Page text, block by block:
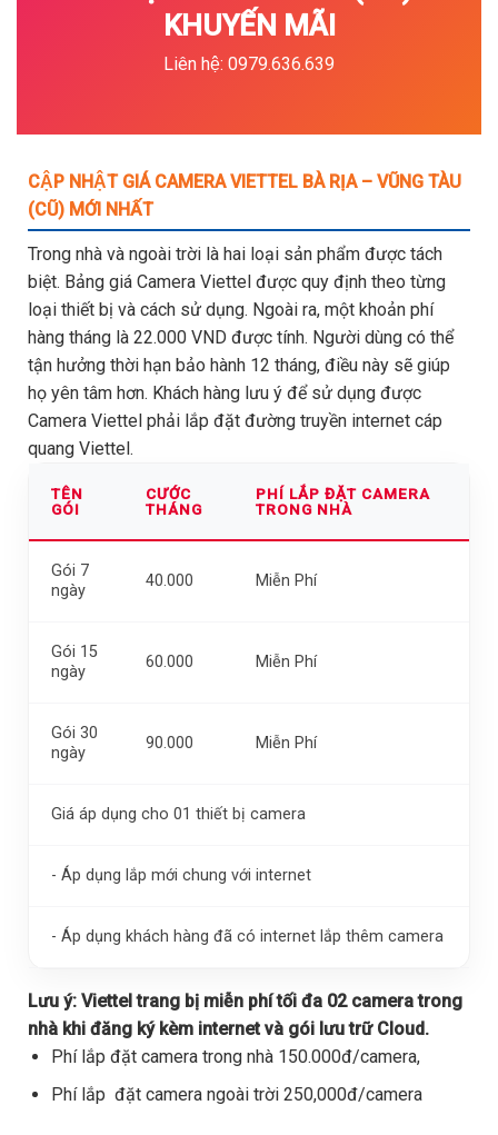
KHUYẾN MÃI
Liên hệ: 0979.636.639
CẬP NHẬT GIÁ CAMERA VIETTEL BÀ RỊA – VŨNG TÀU
(CŨ) MỚI NHẤT
Trong nhà và ngoài trời là hai loại sản phẩm được tách
biệt. Bảng giá Camera Viettel được quy định theo từng
loại thiết bị và cách sử dụng. Ngoài ra, một khoản phí
hàng tháng là 22.000 VND được tính. Người dùng có thể
tận hưởng thời hạn bảo hành 12 tháng, điều này sẽ giúp
họ yên tâm hơn. Khách hàng lưu ý để sử dụng được
Camera Viettel phải lắp đặt đường truyền internet cáp
quang Viettel.
TÊN
GÓI
CƯỚC
THÁNG
PHÍ LẮP ĐẶT CAMERA
TRONG NHÀ
Gói 7
ngày
40.000 Miễn Phí
Gói 15
ngày
60.000 Miễn Phí
Gói 30
ngày
90.000 Miễn Phí
Giá áp dụng cho 01 thiết bị camera
- Áp dụng lắp mới chung với internet
- Áp dụng khách hàng đã có internet lắp thêm camera
Lưu ý: Viettel trang bị miễn phí tối đa 02 camera trong
nhà khi đăng ký kèm internet và gói lưu trữ Cloud.
Phí lắp đặt camera trong nhà 150.000đ/camera,
Phí lắp đặt camera ngoài trời 250,000đ/camera